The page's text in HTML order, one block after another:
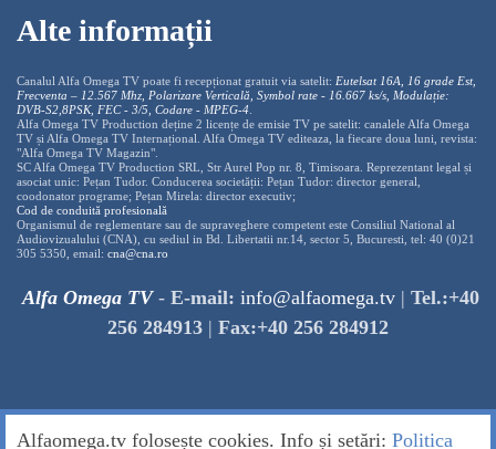
Alte informații
Canalul Alfa Omega TV poate fi recepționat gratuit via satelit: Eutelsat 16A, 16 grade Est,
Frecventa – 12.567 Mhz, Polarizare Verticală, Symbol rate - 16.667 ks/s, Modulație:
DVB-S2,8PSK, FEC - 3/5, Codare - MPEG-4
Alfa Omega TV Production deține 2 licențe de emisie TV pe satelit: canalele Alfa Omega
TV și Alfa Omega TV Internațional. Alfa Omega TV editeaza, la fiecare doua luni, revista:
"Alfa Omega TV Magazin".
SC Alfa Omega TV Production SRL, Str Aurel Pop nr. 8, Timisoara. Reprezentant legal și
asociat unic: Pețan Tudor. Conducerea societății: Pețan Tudor: director general,
coodonator programe; Pețan Mirela: director executiv;
Cod de conduită profesională
Organismul de reglementare sau de supraveghere competent este Consiliul National al
Audiovizualului (CNA), cu sediul in Bd. Libertatii nr.14, sector 5, Bucuresti, tel: 40 (0)21
305 5350, email: cna@cna.ro
Alfa Omega TV- E-mail: info@alfaomega.tv | Tel.:+40
256 284913 | Fax:+40 256 284912
Alfaomega.tv folosește cookies. Info și setări: Politica